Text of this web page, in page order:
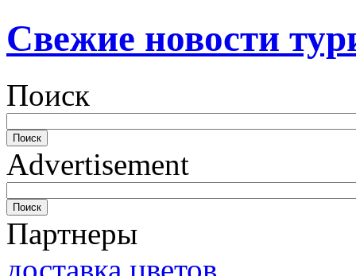
Свежие новости
Поиск
Advertisement
Партнеры
доставка цветов